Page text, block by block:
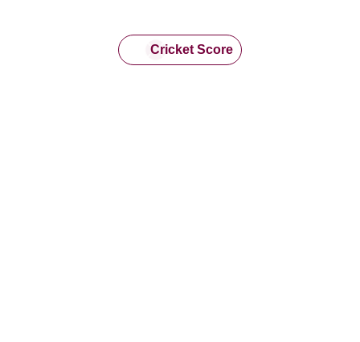
Cricket Score